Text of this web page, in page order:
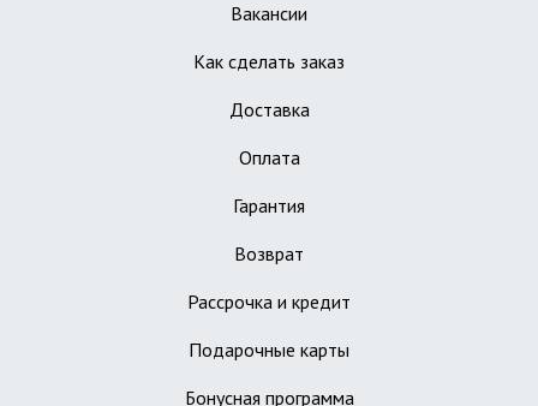
Вакансии
Как сделать заказ
Доставка
Оплата
Гарантия
Возврат
Рассрочка и кредит
Подарочные карты
Бонусная программа